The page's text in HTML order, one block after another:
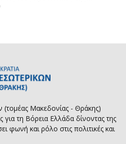
Μακεδονίας - Θράκης)
τη Βόρεια Ελλάδα δίνοντας της
φωνή και ρόλο στις πολιτικές και